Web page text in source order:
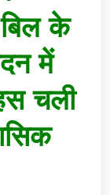
के
में
चली